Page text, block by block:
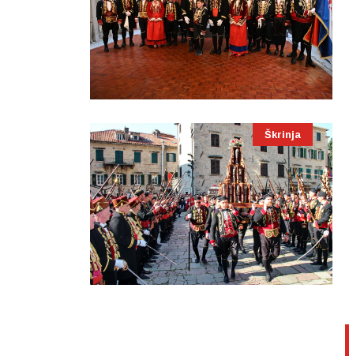
Škrinja